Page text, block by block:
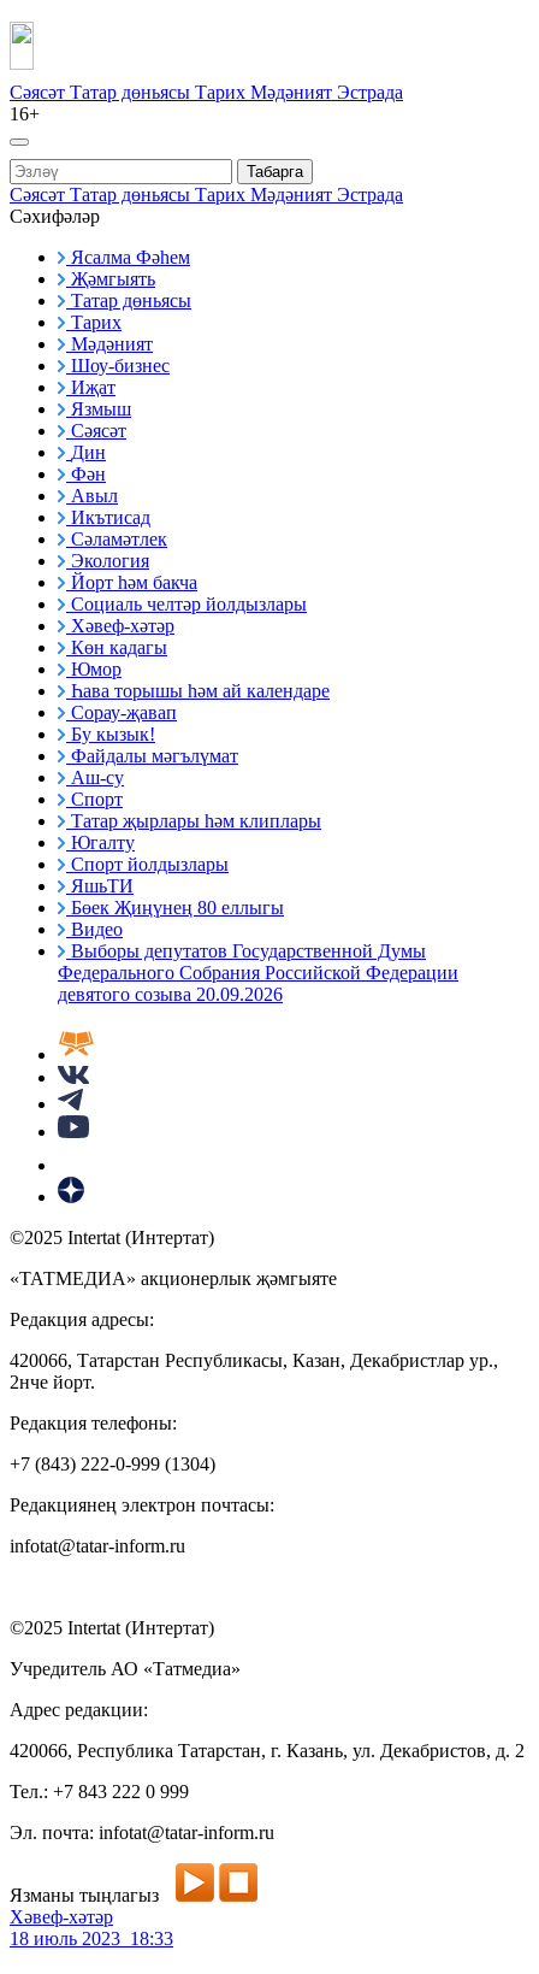
Сәясәт Татар дөньясы Тарих Мәдәният Эстрада
16+
Табарга
Сәясәт Татар дөньясы Тарих Мәдәният Эстрада
Сәхифәләр
Ясалма Фәһем
Җәмгыять
Татар дөньясы
Тарих
Мәдәният
Шоу-бизнес
Иҗат
Язмыш
Сәясәт
Дин
Фән
Авыл
Икътисад
Сәламәтлек
Экология
Йорт һәм бакча
Социаль челтәр йолдызлары
Хәвеф-хәтәр
Көн кадагы
Юмор
Һава торышы һәм ай календаре
Сорау-җавап
Бу кызык!
Файдалы мәгълүмат
Аш-су
Спорт
Татар җырлары һәм клиплары
Югалту
Спорт йолдызлары
ЯшьТИ
Бөек Җиңүнең 80 еллыгы
Видео
Выборы депутатов Государственной Думы
Федерального Собрания Российской Федерации
девятого созыва 20.09.2026
©2025 Intertat (Интертат)
«ТАТМЕДИА» акционерлык җәмгыяте
Редакция адресы:
420066, Татарстан Республикасы, Казан, Декабристлар ур.,
2нче йорт.
Редакция телефоны:
+7 (843) 222-0-999 (1304)
Редакциянең электрон почтасы:
infotat@tatar-inform.ru
©2025 Intertat (Интертат)
Учредитель АО «Татмедиа»
Адрес редакции:
420066, Республика Татарстан, г. Казань, ул. Декабристов, д. 2
Тел.: +7 843 222 0 999
Эл. почта: infotat@tatar-inform.ru
Язманы тыңлагыз
Хәвеф-хәтәр
18 июль 2023 18:33